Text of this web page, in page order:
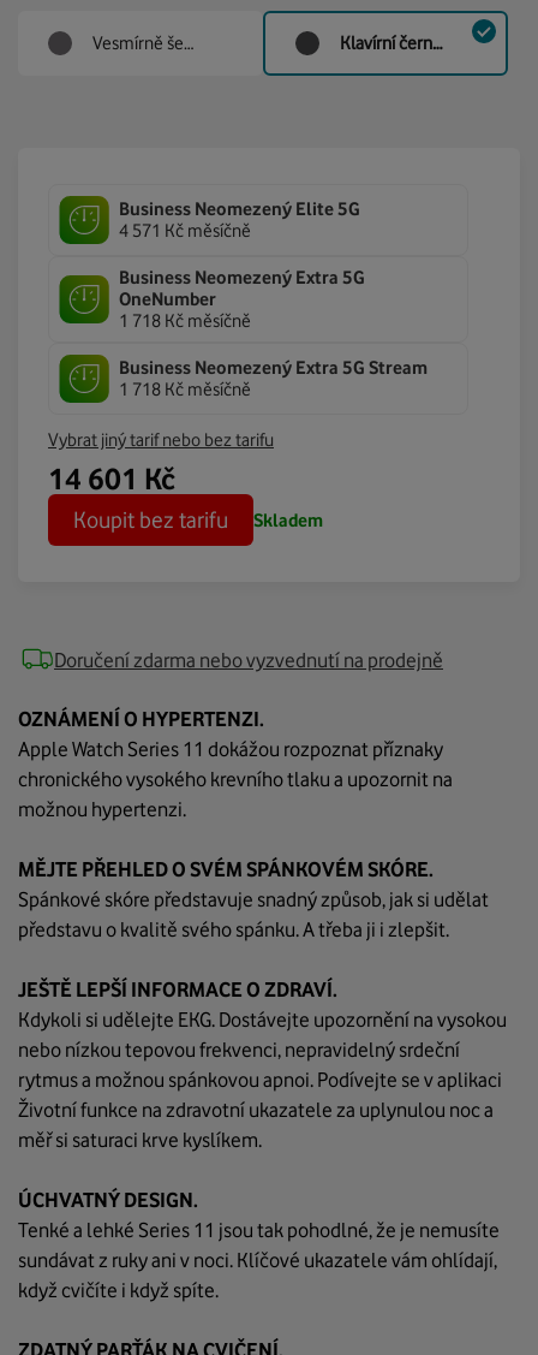
Vesmírně šedá m/l Klavírní černá m/l
Business Neomezený Elite 5G
4 571 Kč měsíčně
Business Neomezený Extra 5G
OneNumber
1 718 Kč měsíčně
Business Neomezený Extra 5G Stream
1 718 Kč měsíčně
Vybrat jiný tarif nebo bez tarifu
Koupit bez tarifu Skladem
14 601 Kč
Doručení zdarma nebo vyzvednutí na prodejně
OZNÁMENÍ O HYPERTENZI.
Apple Watch Series 11 dokážou rozpoznat příznaky
chronického vysokého krevního tlaku a upozornit na
možnou hypertenzi.
MĚJTE PŘEHLED O SVÉM SPÁNKOVÉM SKÓRE.
Spánkové skóre představuje snadný způsob, jak si udělat
představu o kvalitě svého spánku. A třeba ji i zlepšit.
JEŠTĚ LEPŠÍ INFORMACE O ZDRAVÍ.
Kdykoli si udělejte EKG. Dostávejte upozornění na vysokou
nebo nízkou tepovou frekvenci, nepravidelný srdeční
rytmus a možnou spánkovou apnoi. Podívejte se v aplikaci
Životní funkce na zdravotní ukazatele za uplynulou noc a
měř si saturaci krve kyslíkem.
ÚCHVATNÝ DESIGN.
Tenké a lehké Series 11 jsou tak pohodlné, že je nemusíte
sundávat z ruky ani v noci. Klíčové ukazatele vám ohlídají,
když cvičíte i když spíte.